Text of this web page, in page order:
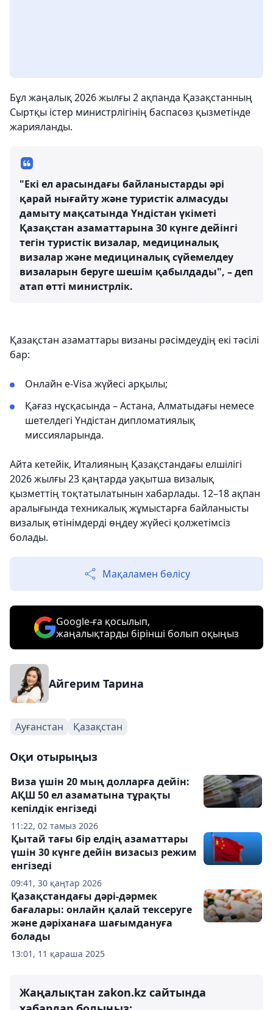
Бұл жаңалық 2026 жылғы 2 ақпанда Қазақстанның
Сыртқы істер министрлігінің баспасөз қызметінде
жарияланды.
"Екі ел арасындағы байланыстарды әрі
қарай нығайту және туристік алмасуды
дамыту мақсатында Үндістан үкіметі
Қазақстан азаматтарына 30 күнге дейінгі
тегін туристік визалар, медициналық
визалар және медициналық сүйемелдеу
визаларын беруге шешім қабылдады", – деп
атап өтті министрлік.
Қазақстан азаматтары визаны рәсімдеудің екі тәсілі
бар:
Онлайн e-Visa жүйесі арқылы;
Қағаз нұсқасында – Астана, Алматыдағы немесе
шетелдегі Үндістан дипломатиялық
миссияларында.
Айта кетейік, Италияның Қазақстандағы елшілігі
2026 жылғы 23 қаңтарда уақытша визалық
қызметтің тоқтатылатынын хабарлады. 12–18 ақпан
аралығында техникалық жұмыстарға байланысты
визалық өтінімдерді өңдеу жүйесі қолжетімсіз
болады.
Мақаламен бөлісу
Google-ға қосылып,
жаңалықтарды бірінші болып оқыңыз
Айгерим Тарина
Ауғанстан Қазақстан
Оқи отырыңыз
11:22, 02 тамыз 2026
Виза үшін 20 мың долларға дейін:
АҚШ 50 ел азаматына тұрақты
кепілдік енгізеді
09:41, 30 қаңтар 2026
Қытай тағы бір елдің азаматтары
үшін 30 күнге дейін визасыз режим
енгізеді
13:01, 11 қараша 2025
Қазақстандағы дәрі-дәрмек
бағалары: онлайн қалай тексеруге
және дәріханаға шағымдануға
болады
Жаңалықтан zakon.kz сайтында